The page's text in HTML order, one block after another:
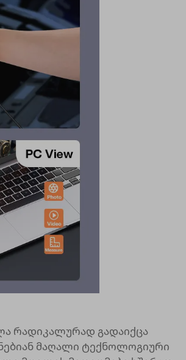
რადიკალურად გადაიქცა
მაღალი ტექნოლოგიური